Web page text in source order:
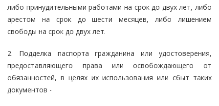
либо принудительными работами на срок до двух лет, либо
арестом на срок до шести месяцев, либо лишением
свободы на срок до двух лет.
2. Подделка паспорта гражданина или удостоверения,
предоставляющего права или освобождающего от
обязанностей, в целях их использования или сбыт таких
документов -